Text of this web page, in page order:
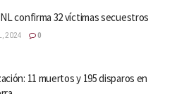
confirma 32 víctimas secuestros
2024 0
11 muertos y 195 disparos en